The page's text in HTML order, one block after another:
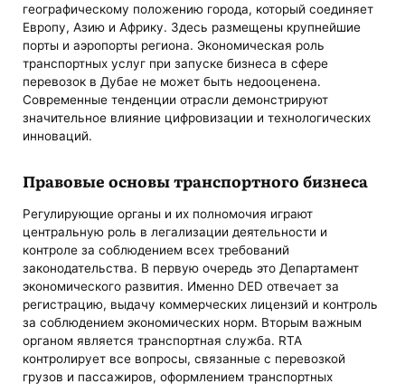
географическому положению города, который соединяет
Европу, Азию и Африку. Здесь размещены крупнейшие
порты и аэропорты региона. Экономическая роль
транспортных услуг при запуске бизнеса в сфере
перевозок в Дубае не может быть недооценена.
Современные тенденции отрасли демонстрируют
значительное влияние цифровизации и технологических
инноваций.
Правовые основы транспортного бизнеса
Регулирующие органы и их полномочия играют
центральную роль в легализации деятельности и
контроле за соблюдением всех требований
законодательства. В первую очередь это Департамент
экономического развития. Именно DED отвечает за
регистрацию, выдачу коммерческих лицензий и контроль
за соблюдением экономических норм. Вторым важным
органом является транспортная служба. RTA
контролирует все вопросы, связанные с перевозкой
грузов и пассажиров, оформлением транспортных